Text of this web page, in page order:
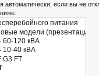
автоматически, если вы не